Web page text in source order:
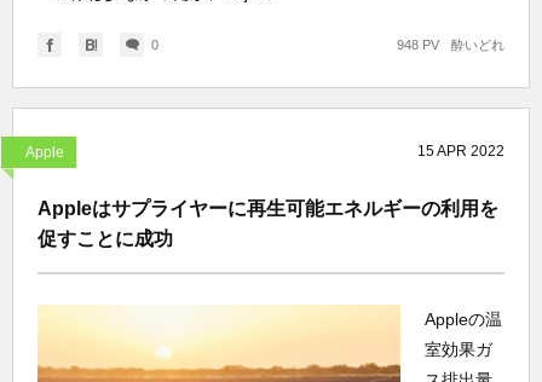
0 酔いどれ
948 PV
Apple 15APR 2022
Appleはサプライヤーに再生可能エネルギーの利用を
促すことに成功
Appleの温
室効果ガ